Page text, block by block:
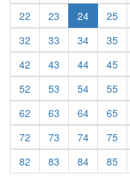
22
23 24 25
32
33 34 35
42
43 44 45
52
53 54 55
62
63 64 65
72
73 74 75
82
83 84 85